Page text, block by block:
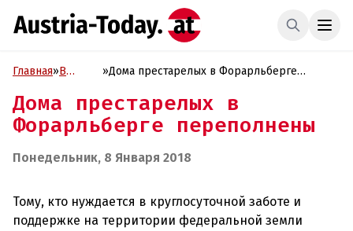
Главная»В
»Дома престарелых в Форарльберге
Дома престарелых в
Форарльберге переполнены
Понедельник, 8 Января 2018
Тому, кто нуждается в круглосуточной заботе и
поддержке на территории федеральной земли